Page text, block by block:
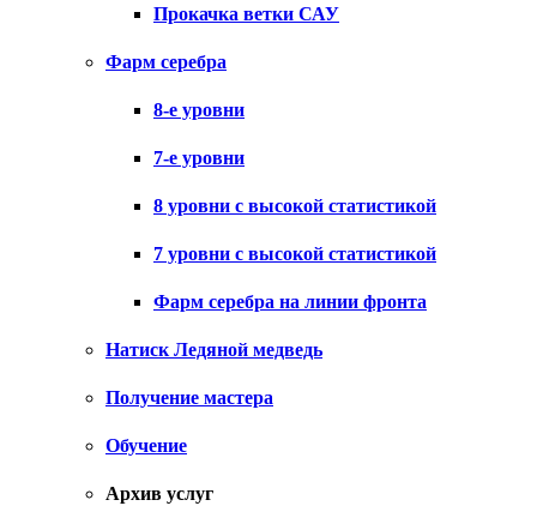
Прокачка ветки САУ
Фарм серебра
8-е уровни
7-е уровни
8 уровни с высокой статистикой
7 уровни с высокой статистикой
Фарм серебра на линии фронта
Натиск Ледяной медведь
Получение мастера
Обучение
Архив услуг